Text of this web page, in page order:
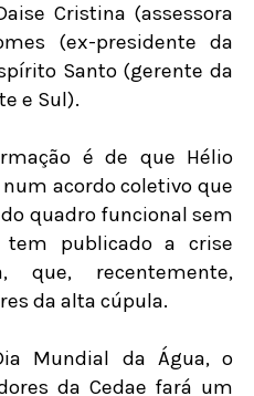
Cristina (assessora
(ex-presidente da
Santo (gerente da
e Sul).
é de que Hélio
acordo coletivo que
do quadro funcional sem
tem publicado a crise
que, recentemente,
da alta cúpula.
Mundial da Água, o
da Cedae fará um